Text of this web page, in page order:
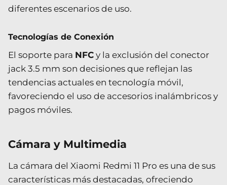
diferentes escenarios de uso.
Tecnologías de Conexión
El soporte para NFC y la exclusión del conector
jack 3.5 mm son decisiones que reflejan las
tendencias actuales en tecnología móvil,
favoreciendo el uso de accesorios inalámbricos y
pagos móviles.
Cámara y Multimedia
La cámara del Xiaomi Redmi 11 Pro es una de sus
características más destacadas, ofreciendo